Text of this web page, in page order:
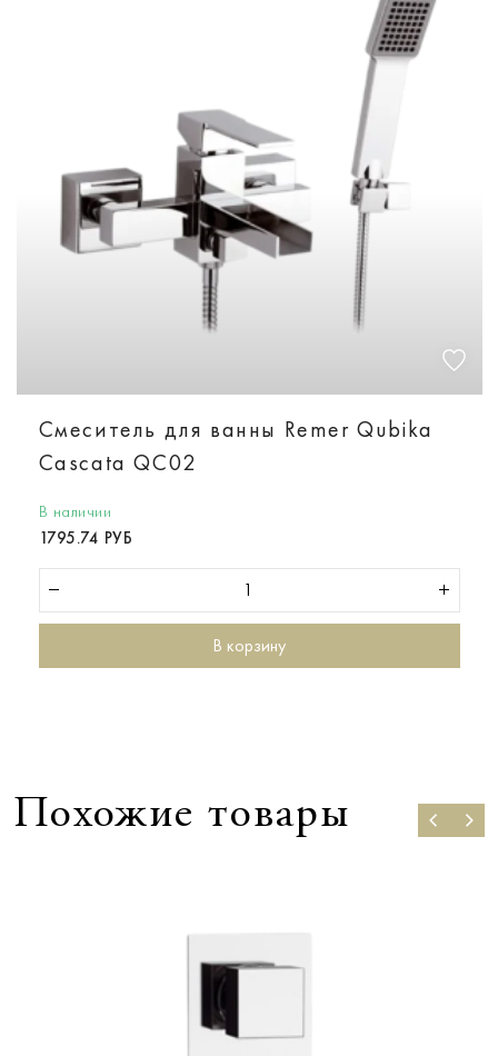
Смеситель для ванны Remer Qubika
Cascata QC02
В наличии
1795.74 РУБ
В корзину
Похожие товары